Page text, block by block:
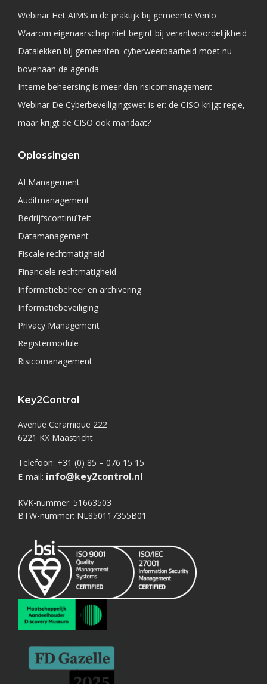
Webinar Het AIMS in de praktijk bij gemeente Venlo
Waarom eigenaarschap niet begint bij verantwoordelijkheid
Datalekken bij gemeenten: cyberweerbaarheid moet nu
bovenaan de agenda
Interne beheersing is meer dan risicomanagement
Webinar De Cyberbeveiligingswet is er: de CISO krijgt regie,
maar krijgt de CISO ook mandaat?
Oplossingen
AI Management
Auditmanagement
Bedrijfscontinuïteit
Datamanagement
Fiscale rechtmatigheid
Financiële rechtmatigheid
Informatiebeheer en archivering
Informatiebeveiliging
Privacy Management
Registermodule
Risicomanagement
Key2Control
Avenue Ceramique 222
6221 KX Maastricht
Telefoon: +31 (0) 85 – 076 15 15
E-mail: info@key2control.nl
KVK-nummer: 51663503
BTW-nummer: NL850117355B01